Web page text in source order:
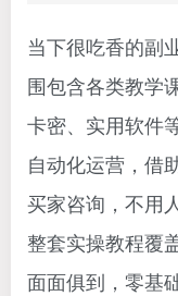
当下很吃香的副
围包含各类教学
卡密、实用软件
自动化运营，借
买家咨询，不用
整套实操教程覆
面面俱到，零基